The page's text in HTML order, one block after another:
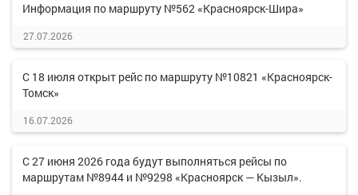
Информация по маршруту №562 «Красноярск-Шира»
27.07.2026
С 18 июля открыт рейс по маршруту №10821 «Красноярск-
Томск»
16.07.2026
С 27 июня 2026 года будут выполняться рейсы по
маршрутам №8944 и №9298 «Красноярск — Кызыл».